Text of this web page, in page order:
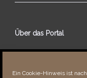
Ein Cookie-Hinweis ist
Über das Portal
Über dieses Portal